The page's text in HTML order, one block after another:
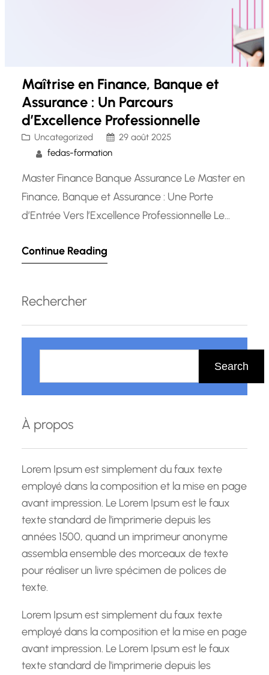
Maîtrise en Finance, Banque et
Assurance : Un Parcours
d’Excellence Professionnelle
Uncategorized
29 août 2025
fedas-formation
Master Finance Banque Assurance Le Master en
Finance, Banque et Assurance : Une Porte
d’Entrée Vers l’Excellence Professionnelle Le
l’assurance est un domaine en constante
répondre aux défis complexes du marché
financier actuel. C’est dans ce…
Continue Reading
Rechercher
h
r
c
h
Search
À propos
Lorem Ipsum est simplement du faux texte
employé dans la composition et la mise en page
avant impression. Le Lorem Ipsum est le faux
texte standard de l'imprimerie depuis les
années 1500, quand un imprimeur anonyme
assembla ensemble des morceaux de texte
pour réaliser un livre spécimen de polices de
texte.
Lorem Ipsum est simplement du faux texte
employé dans la composition et la mise en page
avant impression. Le Lorem Ipsum est le faux
texte standard de l'imprimerie depuis les